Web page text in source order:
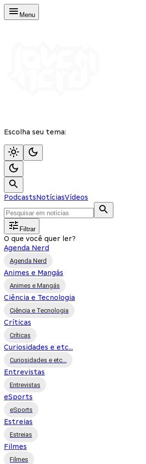
Menu
Escolha seu tema:
PodcastsNotíciasVídeos
Filtrar
O que você quer ler?
Agenda Nerd
Agenda Nerd
Animes e Mangás
Animes e Mangás
Ciência e Tecnologia
Ciência e Tecnologia
Críticas
Críticas
Curiosidades e etc...
Curiosidades e etc...
Entrevistas
Entrevistas
eSports
eSports
Estreias
Estreias
Filmes
Filmes